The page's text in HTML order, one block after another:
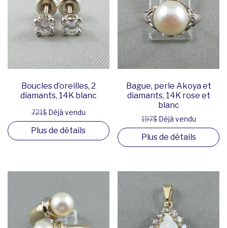
Boucles d’oreilles, 2
diamants, 14K blanc
721$Déjà vendu
Plus de détails
Bague, perle Akoya et
diamants, 14K rose et
blanc
197$Déjà vendu
Plus de détails